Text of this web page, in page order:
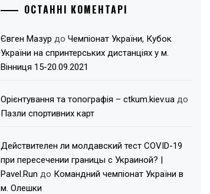
ОСТАННІ КОМЕНТАРІ
Євген Мазур доЧемпіонат України, Кубок
України на спринтерських дистанціях у м.
Вінниця 15-20.09.2021
Орієнтування та топографія – ctkum.kiev.ua до
Пазли спортивних карт
Действителен ли молдавский тест COVID-19
при пересечении границы с Украиной? |
Pavel.Run до Командний чемпіонат України в
м. Олешки